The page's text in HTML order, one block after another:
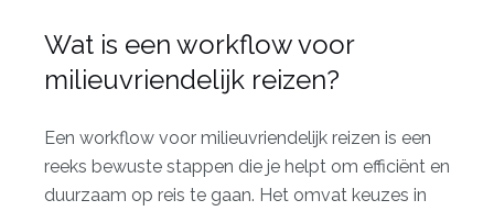
Wat is een workflow voor
milieuvriendelijk reizen?
Een workflow voor milieuvriendelijk reizen is een
reeks bewuste stappen die je helpt om efficiënt en
duurzaam op reis te gaan. Het omvat keuzes in